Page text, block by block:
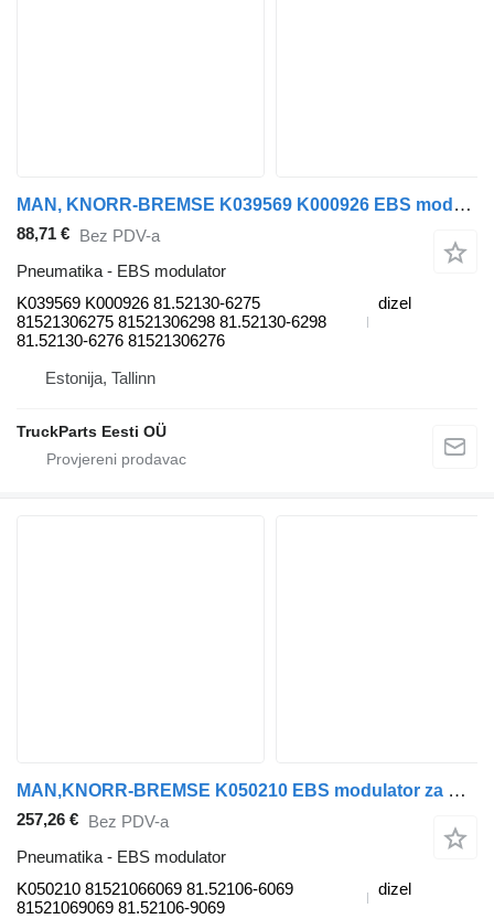
MAN, KNORR-BREMSE K039569 K000926 EBS modulator za MAN TGL, TGM, TGS, TGX (2005-2021) tegljača
88,71 € Bez PDV-a
Pneumatika - EBS modulator
K039569 K000926 81.52130-6275
81521306275 81521306298 81.52130-6298
81.52130-6276 81521306276
dizel
Estonija, Tallinn
TruckParts Eesti OÜ
MAN,KNORR-BREMSE K050210 EBS modulator za MAN TGL, TGM, TGS, TGX (2005-2021) tegljača
257,26 € Bez PDV-a
Pneumatika - EBS modulator
K050210 81521066069 81.52106-6069
81521069069 81.52106-9069
dizel